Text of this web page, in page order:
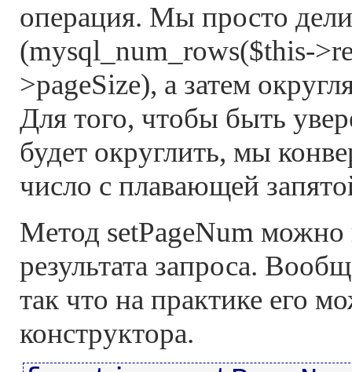
операция. Мы просто
(mysql_num_rows($this-
>pageSize), а затем
Для того, чтобы быть
будет округлить, мы
число с плавающей
Метод setPageNum можно
результата запроса.
так что на практике его
конструктора.